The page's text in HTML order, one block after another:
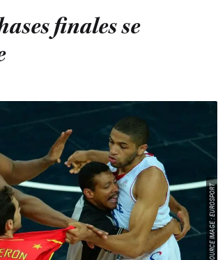
finales se
SOURCE IMAGE : EUROSPORT